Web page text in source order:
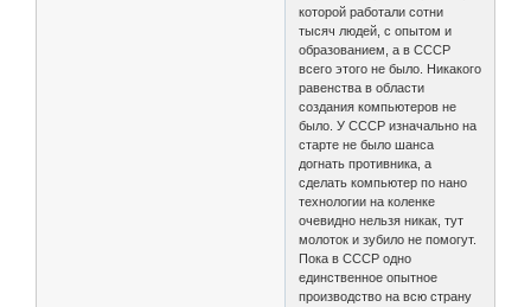
которой работали сотни
тысяч людей, с опытом и
образованием, а в СССР
всего этого не было. Никакого
равенства в области
создания компьютеров не
было. У СССР изначально на
старте не было шанса
догнать противника, а
сделать компьютер по нано
технологии на коленке
очевидно нельзя никак, тут
молоток и зубило не помогут.
Пока в СССР одно
единственное опытное
производство на всю страну